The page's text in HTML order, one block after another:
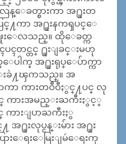
န္ေခတ္စားကာ အ႐ူးတ
င္႔ကာ အ႐ူးနကၡပင္ေ
ဖူးေလသည္။ ထိုေခတ္က
ၚတင္တင္ ႐ူးျခင္းမဟု
ပါက္ အ႐ူးရုပ္ေပ်ာက္ကာ
ခဲ႔ၾကသည္။ အ
ကာ ကားတဝီဝီႏွင္႔ပင္ လု
လွ်င္ ကားအမည္းႀကီးႏွင့္
ကားျပာႀကီးႏွ
႐ူးလုပ္ငန္းမ်ား အ႐ူး
ားေရးေမြးျမဴေရးကု